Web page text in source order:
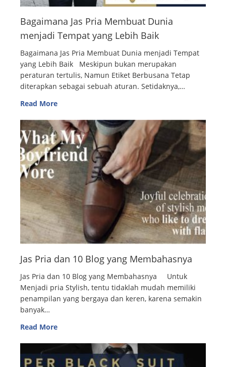
Bagaimana Jas Pria Membuat Dunia
menjadi Tempat yang Lebih Baik
Bagaimana Jas Pria Membuat Dunia menjadi Tempat
yang Lebih Baik Meskipun bukan merupakan
peraturan tertulis, Namun Etiket Berbusana Tetap
diterapkan sebagai sebuah aturan. Setidaknya,…
Read More
Jas Pria dan 10 Blog yang Membahasnya
Jas Pria dan 10 Blog yang Membahasnya Untuk
Menjadi pria Stylish, tentu tidaklah mudah memiliki
penampilan yang bergaya dan keren, karena semakin
banyak…
Read More